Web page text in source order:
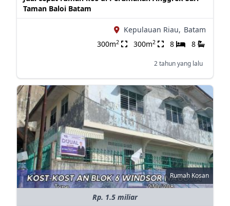
Taman Baloi Batam
Kepulauan Riau, Batam
300m2 300m2 8 8
2 tahun yang lalu
Rumah Kosan
Rp. 1.5 miliar